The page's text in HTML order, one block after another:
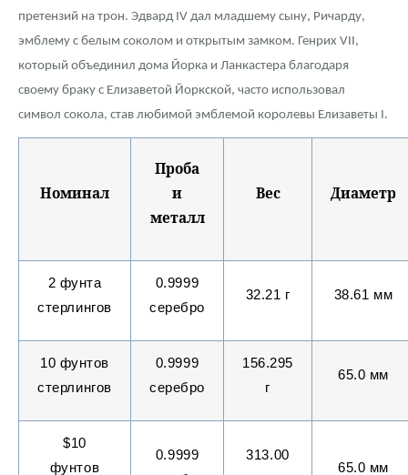
претензий на трон. Эдвард IV дал младшему сыну, Ричарду,
эмблему с белым соколом и открытым замком. Генрих VII,
который объединил дома Йорка и Ланкастера благодаря
своему браку с Елизаветой Йоркской, часто использовал
символ сокола, став любимой эмблемой королевы Елизаветы I.
Номинал
Проба
и
металл
Вес Диаметр
2 фунта
стерлингов
0.9999
серебро
32.21 г 38.61 мм
10 фунтов
стерлингов
0.9999
серебро
156.295
г
65.0 мм
$10
фунтов
0.9999
313.00
65.0 мм